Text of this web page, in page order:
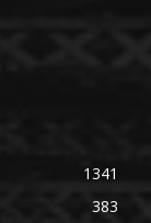
1341
383